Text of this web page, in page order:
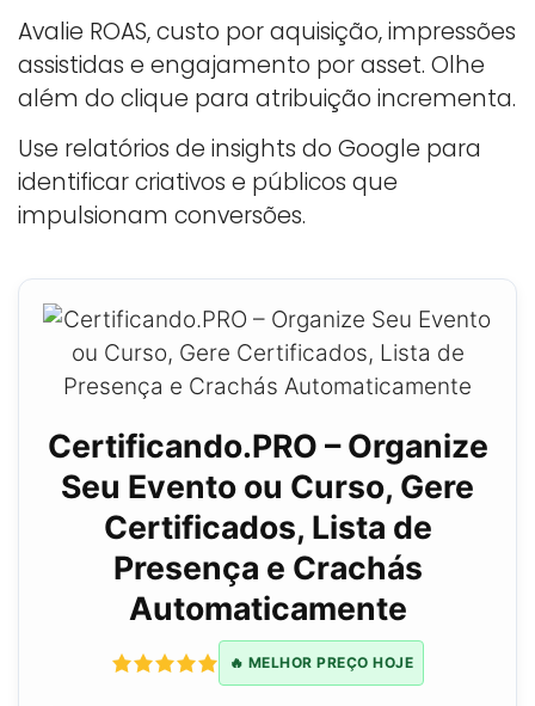
Avalie ROAS, custo por aquisição, impressões
assistidas e engajamento por asset. Olhe
além do clique para atribuição incrementa.
Use relatórios de insights do Google para
identificar criativos e públicos que
impulsionam conversões.
Certificando.PRO – Organize
Seu Evento ou Curso, Gere
Certificados, Lista de
Presença e Crachás
Automaticamente
🔥 MELHOR PREÇO HOJE